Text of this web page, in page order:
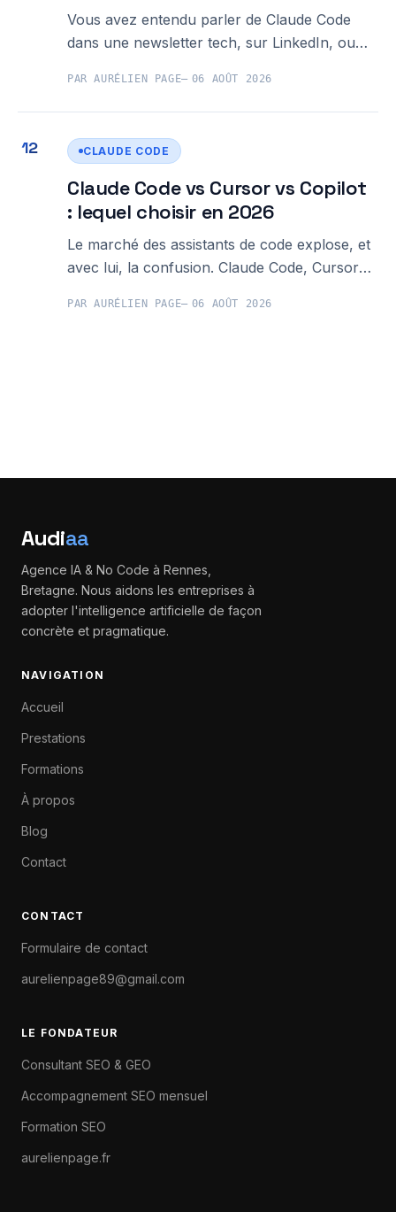
Vous avez entendu parler de Claude Code
dans une newsletter tech, sur LinkedIn, ou
premier réflexe a peut-être été : "C'est pour
les développeurs, ça ne me concerne pas."
C'est compréhensible, mais c'est
PAR AURÉLIEN PAGE 06 AOÛT 2026
CLAUDE CODE
Claude Code vs Cursor vs Copilot
: lequel choisir en 2026
Le marché des assistants de code explose, et
avec lui, la confusion. Claude Code, Cursor
équipes techniques depuis deux ans, mais
PAR AURÉLIEN PAGE 06 AOÛT 2026
Audiaa
Agence IA & No Code à Rennes,
Bretagne. Nous aidons les entreprises à
adopter l'intelligence artificielle de façon
concrète et pragmatique.
NAVIGATION
Accueil
Prestations
Formations
À propos
Blog
Contact
CONTACT
Formulaire de contact
aurelienpage89@gmail.com
LE FONDATEUR
Consultant SEO & GEO
Accompagnement SEO mensuel
Formation SEO
aurelienpage.fr